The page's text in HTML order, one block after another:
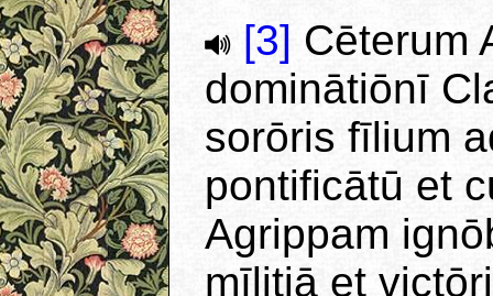
[3] Cēterum
dominātiōnī
sorōris fīlium
pontificātū et
Agrippam
mīlitiā et